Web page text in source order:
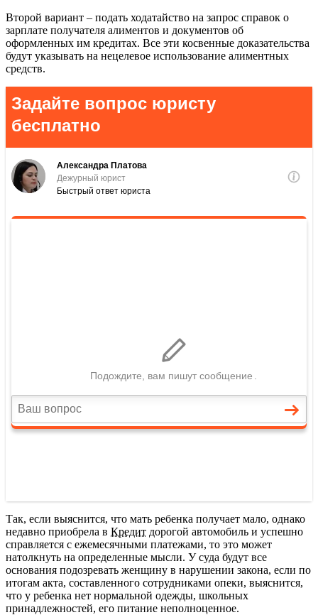
Второй вариант – подать ходатайство на запрос справок о
зарплате получателя алиментов и документов об
оформленных им кредитах. Все эти косвенные доказательства
будут указывать на нецелевое использование алиментных
средств.
Так, если выяснится, что мать ребенка получает мало, однако
недавно приобрела в Кредит дорогой автомобиль и успешно
справляется с ежемесячными платежами, то это может
натолкнуть на определенные мысли. У суда будут все
основания подозревать женщину в нарушении закона, если по
итогам акта, составленного сотрудниками опеки, выяснится,
что у ребенка нет нормальной одежды, школьных
принадлежностей, его питание неполноценное.